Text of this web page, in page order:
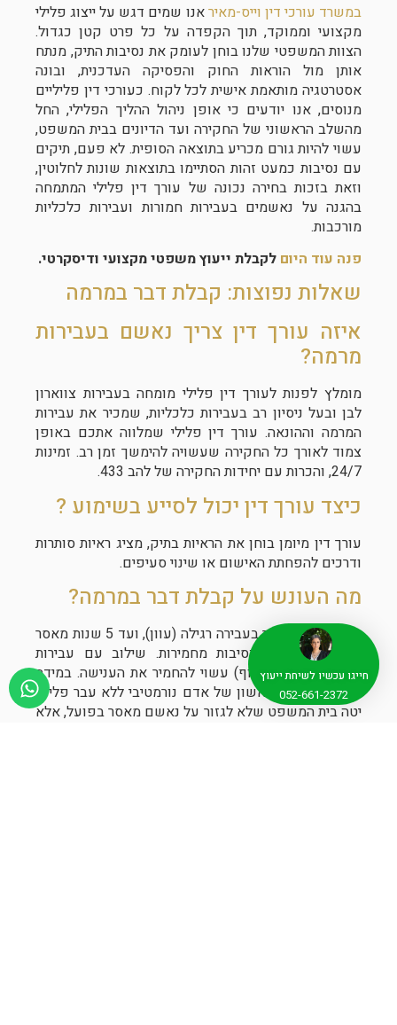
במשרד עורכי דין וייס-מאיראנו שמים דגש על ייצוג פלילי
מקצועי וממוקד, תוך הקפדה על כל פרט קטן כגדול.
הצוות המשפטי שלנו בוחן לעומק את נסיבות התיק, מנתח
אותן מול הוראות החוק והפסיקה העדכנית, ובונה
אסטרטגיה מותאמת אישית לכל לקוח. כעורכי דין פליליים
מנוסים, אנו יודעים כי אופן ניהול ההליך הפלילי, החל
מהשלב הראשוני של החקירה ועד הדיונים בבית המשפט,
עשוי להיות גורם מכריע בתוצאה הסופית. לא פעם, תיקים
עם נסיבות כמעט זהות הסתיימו בתוצאות שונות לחלוטין,
וזאת בזכות בחירה נכונה של עורך דין פלילי המתמחה
בהגנה על נאשמים בעבירות חמורות ועבירות כלכליות
מורכבות.
פנה עוד היום לקבלת ייעוץ משפטי מקצועי ודיסקרטי.
שאלות נפוצות: קבלת דבר במרמה
איזה עורך דין צריך נאשם בעבירות
מרמה?
מומלץ לפנות לעורך דין פלילי מומחה בעבירות צווארון
לבן ובעל ניסיון רב בעבירות כלכליות, שמכיר את עבירות
המרמה וההונאה. עורך דין פלילי שמלווה אתכם באופן
צמוד לאורך כל החקירה שעשויה להימשך זמן רב. זמינות
24/7, והכרות עם יחידות החקירה של להב 433.
כיצד עורך דין יכול לסייע בשימוע ?
עורך דין מיומן בוחן את הראיות בתיק, מציג ראיות סותרות
ודרכים להפחתת האישום או שינוי סעיפים.
מה העונש על קבלת דבר במרמה?
עד 3 שנות מאסר בעבירה רגילה (עוון), ועד 5 שנות מאסר
בפועל בעבירה בנסיבות מחמירות. שילוב עם עבירות
נוספות (התחזות, זיוף) עשוי להחמיר את הענישה. במידה
ומדובר במקרה ראשון של אדם נורמטיבי ללא עבר פלילי,
יטה בית המשפט שלא לגזור על נאשם מאסר בפועל, אלא
חייגו עכשיו לשיחת ייעוץ
052-661-2372